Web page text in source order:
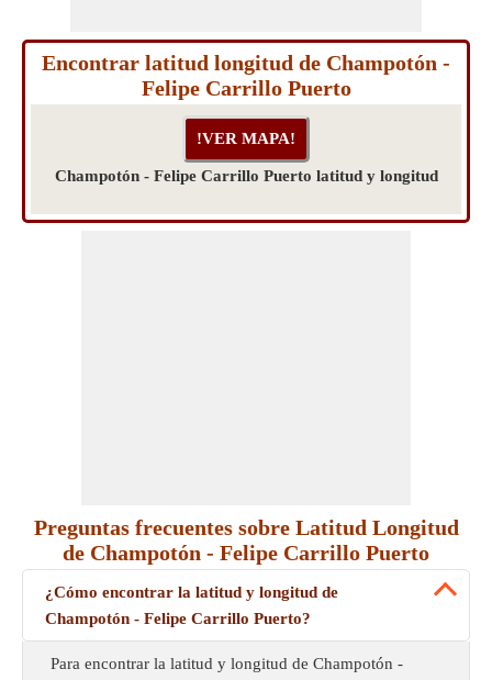
Encontrar latitud longitud de Champotón -
Felipe Carrillo Puerto
Champotón - Felipe Carrillo Puerto latitud y longitud
Preguntas frecuentes sobre Latitud Longitud
de Champotón - Felipe Carrillo Puerto
¿Cómo encontrar la latitud y longitud de
Champotón - Felipe Carrillo Puerto?
Para encontrar la latitud y longitud de Champotón -